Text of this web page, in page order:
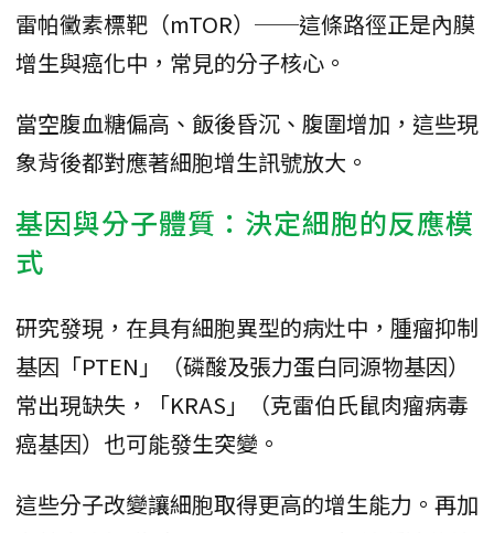
雷帕黴素標靶（mTOR）──這條路徑正是內膜
增生與癌化中，常見的分子核心。
當空腹血糖偏高、飯後昏沉、腹圍增加，這些現
象背後都對應著細胞增生訊號放大。
基因與分子體質：決定細胞的反應模
式
研究發現，在具有細胞異型的病灶中，腫瘤抑制
基因「PTEN」（磷酸及張力蛋白同源物基因）
常出現缺失，「KRAS」（克雷伯氏鼠肉瘤病毒
癌基因）也可能發生突變。
這些分子改變讓細胞取得更高的增生能力。再加